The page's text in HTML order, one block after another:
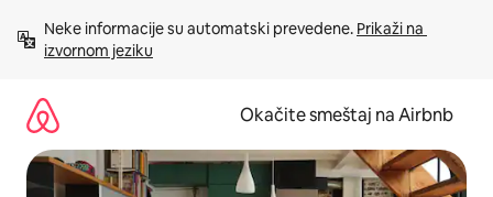
sadržaj
Neke informacije su automatski prevedene. Prikaži na
izvornom jeziku
Okačite smeštaj na Airbnb